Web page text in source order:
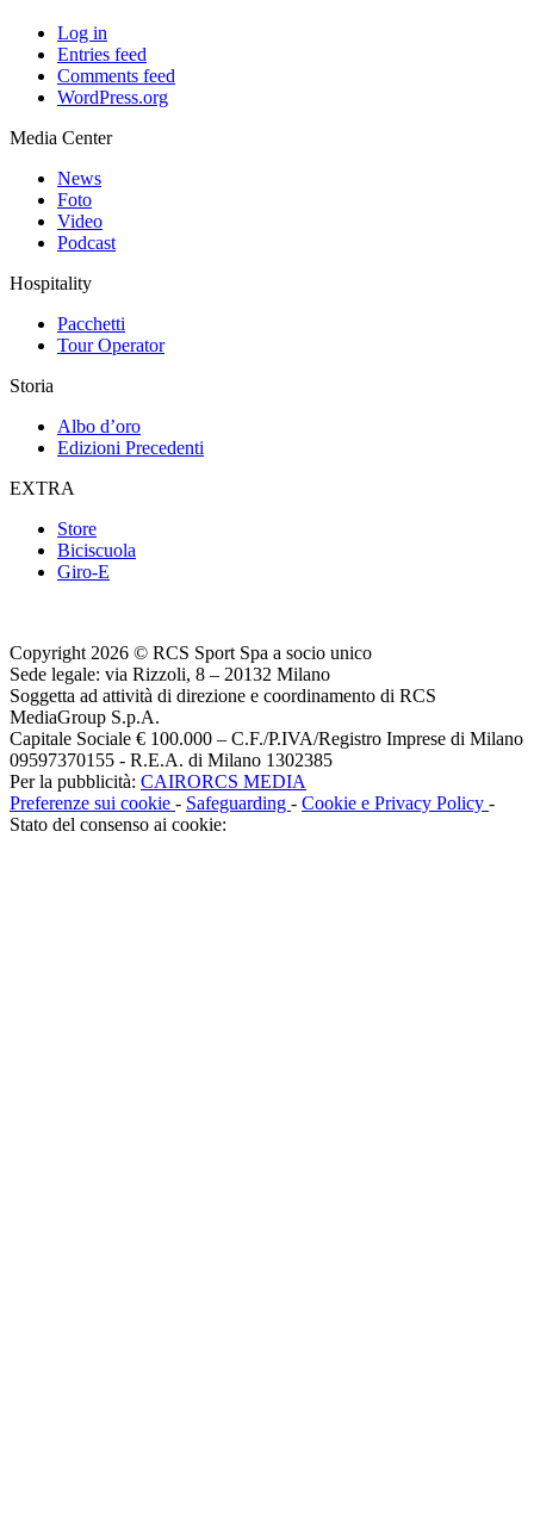
Log in
Entries feed
Comments feed
WordPress.org
Media Center
News
Foto
Video
Podcast
Hospitality
Pacchetti
Tour Operator
Storia
Albo d’oro
Edizioni Precedenti
EXTRA
Store
Biciscuola
Giro-E
Copyright 2026 © RCS Sport Spa a socio unico
Sede legale: via Rizzoli, 8 – 20132 Milano
Soggetta ad attività di direzione e coordinamento di RCS
MediaGroup S.p.A.
Capitale Sociale € 100.000 – C.F./P.IVA/Registro Imprese di Milano
09597370155 - R.E.A. di Milano 1302385
Per la pubblicità: CAIRORCS MEDIA
Preferenze sui cookie - Safeguarding - Cookie e Privacy Policy -
Stato del consenso ai cookie: